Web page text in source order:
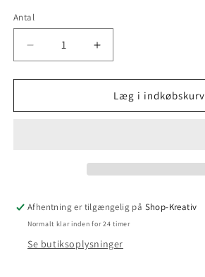
Antal
Læg i indkøbskurv
Afhentning er tilgængelig på Shop-Kreativ
Normalt klar inden for 24 timer
Se butiksoplysninger